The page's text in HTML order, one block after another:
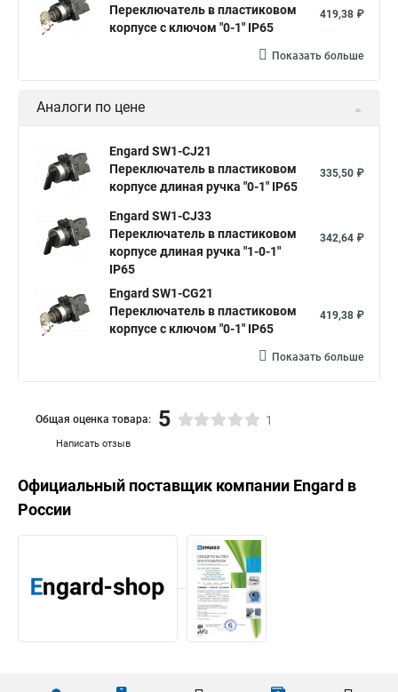
Переключатель в пластиковом
корпусе с ключом "0-1" IP65
419,38 ₽
Показать больше
Аналоги по цене
Engard SW1-CJ21
Переключатель в пластиковом
корпусе длиная ручка "0-1" IP65
335,50 ₽
Engard SW1-CJ33
Переключатель в пластиковом
корпусе длиная ручка "1-0-1"
IP65
342,64 ₽
Engard SW1-CG21
Переключатель в пластиковом
корпусе с ключом "0-1" IP65
419,38 ₽
Показать больше
Написать отзыв
Общая оценка товара: 5 1
Официальный поставщик компании Engard в
России